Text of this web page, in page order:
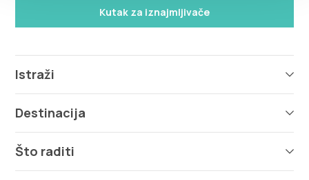
Kutak za iznajmljivače
Istraži
Destinacija
Što raditi